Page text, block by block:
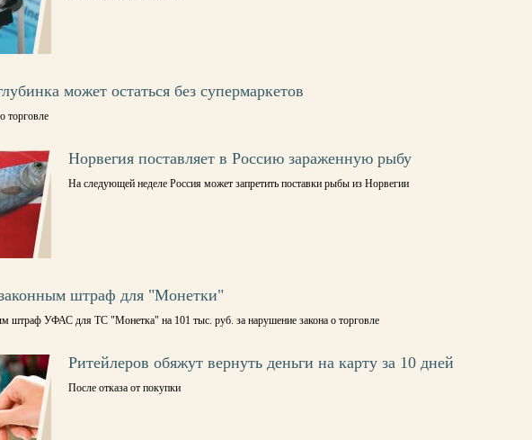
может остаться без супермаркетов
торговле
Норвегия поставляет в Россию зараженную рыбу
На следующей неделе Россия может запретить поставки рыбы из Норвегии
штраф для "Монетки"
штраф УФАС для ТС "Монетка" на 101 тыс. руб. за нарушение закона о торговле
Ритейлеров обяжут вернуть деньги на карту за 10 дней
После отказа от покупки